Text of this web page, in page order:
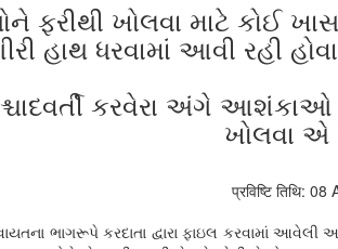
ફરીથી ખોલવા માટે કોઈ
હાથ ધરવામાં આવી રહી
કરવેરા અંગે
ખોલવા એ
प्रविष्टि तिथि:
ભાગરૂપે કરદાતા દ્વારા ફાઇલ કરવામાં